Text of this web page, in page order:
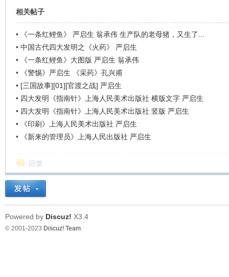
相关帖子
•
《一条红鲤鱼》 严启生 翁承伟 生产队的老母猪，又生了...
• 中国古代四大发明之《火药》 严启生
•
《一条红鲤鱼》大图版 严启生 翁承伟
•
《警惕》严启生 《采药》孔兴甫
• [三国故事][01][官渡之战] 严启生
• 四大发明《指南针》上海人民美术出版社 横版文字 严启生
• 四大发明《指南针》上海人民美术出版社 竖版 严启生
•
《印刷》上海人民美术出版社 严启生
•
《新来的管理员》上海人民出版社 严启生
回复
Powered by Discuz! X3.4
© 2001-2023 Discuz! Team.